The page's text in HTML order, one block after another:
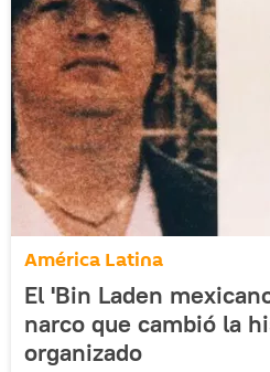
América Latina
El 'Bin Laden
narco que cambió la
organizado